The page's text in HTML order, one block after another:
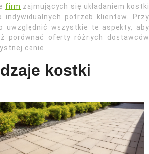
firm zajmujących się układaniem kostki
indywidualnych potrzeb klientów. Przy
uwzględnić wszystkie te aspekty, aby
porównać oferty różnych dostawców
cenie.
kostki